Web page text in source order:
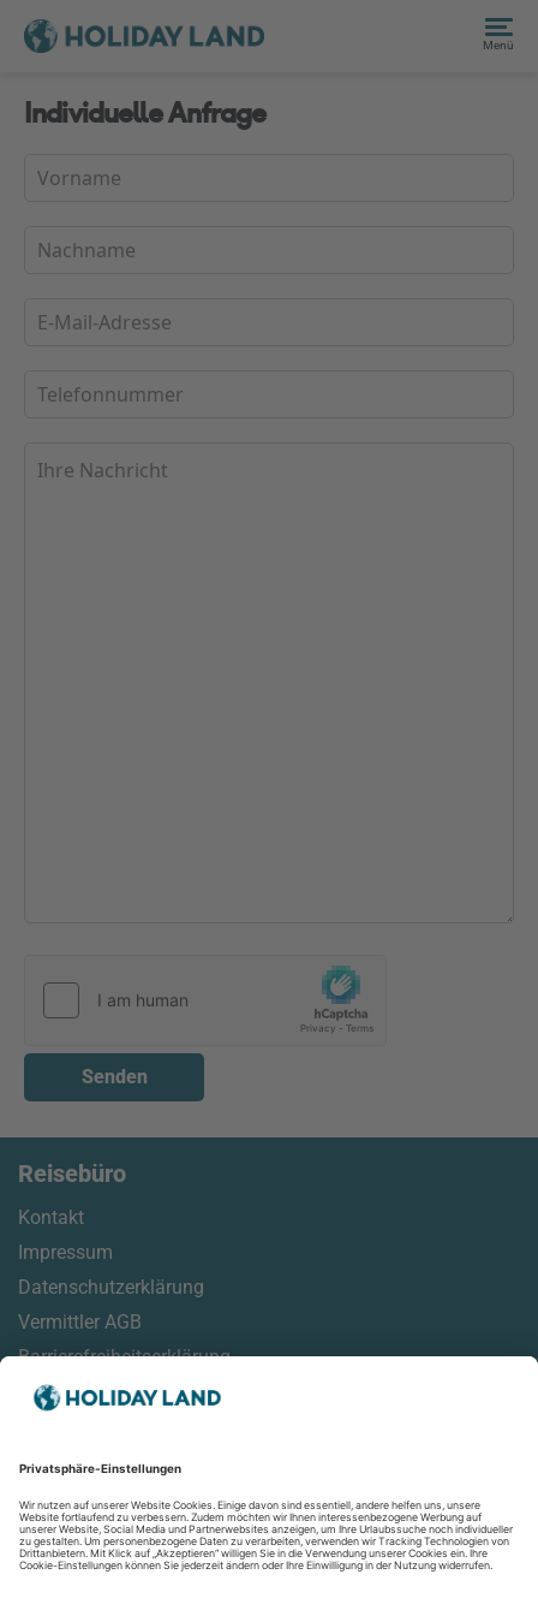
Menü
Individuelle Anfrage
Senden
Reisebüro
Kontakt
Impressum
Datenschutzerklärung
Vermittler AGB
Barrierefreiheitserklärung
Online Check-In Informationen
Reisehinweise
Reisemonitor